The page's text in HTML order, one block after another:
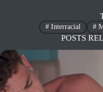
#Interracial #
POSTS